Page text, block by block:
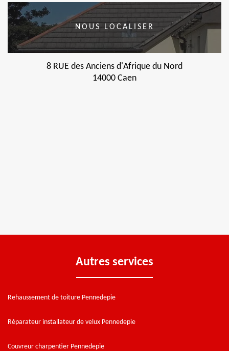
NOUS LOCALISER
8 RUE des Anciens d'Afrique du Nord
14000 Caen
Autres services
Rehaussement de toiture Pennedepie
Réparateur installateur de velux Pennedepie
Couvreur charpentier Pennedepie